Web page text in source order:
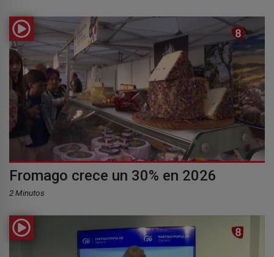
Fromago crece un 30% en 2026
2 Minutos